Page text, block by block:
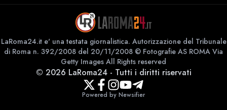
LaRoma24.it e' una testata giornalistica. Autorizzazione del Tribunale
di Roma n. 392/2008 del 20/11/2008 © Fotografie AS ROMA Via
Getty Images All Rights reserved
© 2026 LaRoma24- Tutti i diritti riservati
Powered by Newsifier